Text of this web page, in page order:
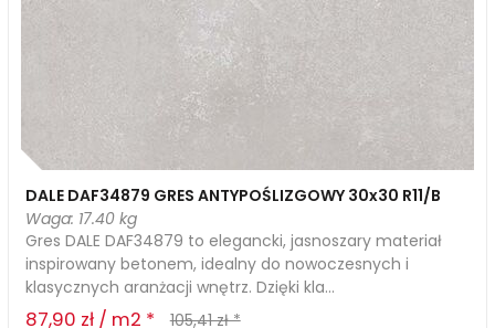
DALE DAF34879 GRES ANTYPOŚLIZGOWY 30x30 R11/B
Waga: 17.40 kg
Gres DALE DAF34879 to elegancki, jasnoszary materiał
inspirowany betonem, idealny do nowoczesnych i
klasycznych aranżacji wnętrz. Dzięki kla...
87,90 zł / m2 * 105,41 zł *